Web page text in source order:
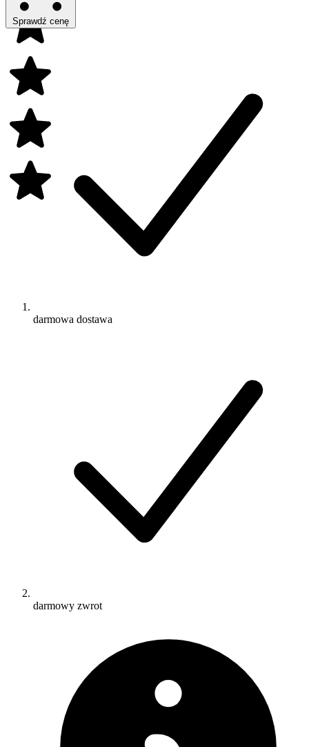
Sprawdź cenę
darmowa dostawa
darmowy zwrot